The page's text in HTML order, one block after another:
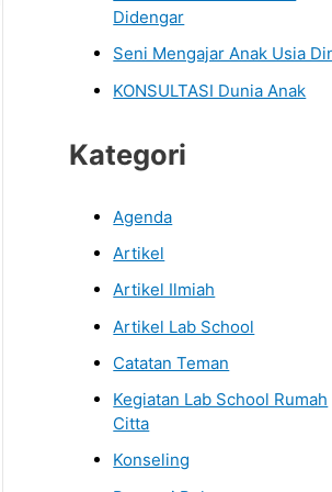
Didengar
Seni Mengajar Anak Usia
KONSULTASI Dunia Anak
Kategori
Agenda
Artikel
Artikel Ilmiah
Artikel Lab School
Catatan Teman
Kegiatan Lab School Rumah
Citta
Konseling